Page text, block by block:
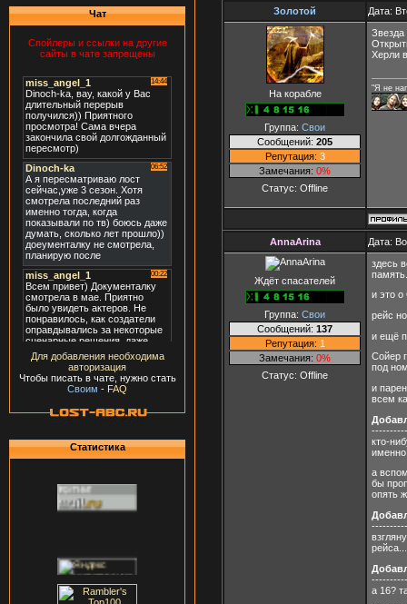
Чат
Спойлеры и ссылки на другие
сайты в чате запрещены
Для добавления необходима
авторизация
Чтобы писать в чате, нужно стать
Своим - FAQ
Статистика
Золотой Дата:
На корабле
Группа: Свои
Сообщений: 205
Репутация: 3
Замечания: 0%
Статус: Offline
Херли
"Я не
AnnaArina Дата:
Ждёт спасателей
Группа: Свои
Сообщений: 137
Репутация: 1
Замечания: 0%
Статус: Offline
здесь
и это
рейс
и ещё
Сойер
под
и
всем
кто-
именно
а
бы
опять
а 16?